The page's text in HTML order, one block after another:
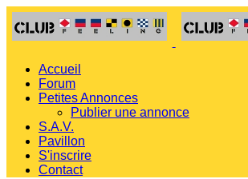
Accueil
Forum
Petites Annonces
Publier une annonce
S.A.V.
Pavillon
S'inscrire
Contact